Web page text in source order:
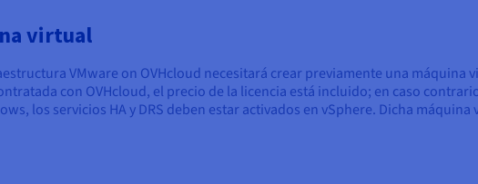
virtual
VMware on OVHcloud necesitará crear previamente una máquina
con OVHcloud, el precio de la licencia está incluido; en caso
los servicios HA y DRS deben estar activados en vSphere. Dicha